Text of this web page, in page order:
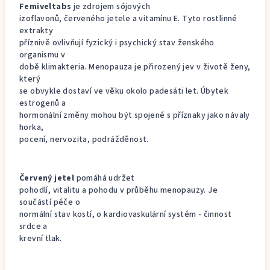
Femiveltabs je zdrojem sójových
izoflavonů, červeného jetele a vitamínu E. Tyto rostlinné
extrakty
příznivě ovlivňují fyzický i psychický stav ženského
organismu v
době klimakteria. Menopauza je přirozený jev v životě ženy,
který
se obvykle dostaví ve věku okolo padesáti let. Úbytek
estrogenů a
hormonální změny mohou být spojené s příznaky jako návaly
horka,
pocení, nervozita, podrážděnost.
Červený jetel pomáhá udržet
pohodlí, vitalitu a pohodu v průběhu menopauzy. Je
součástí péče o
normální stav kostí, o kardiovaskulární systém - činnost
srdce a
krevní tlak.